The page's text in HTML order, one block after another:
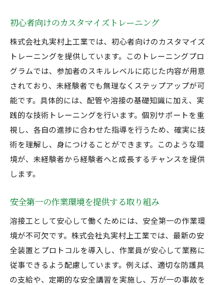
初心者向けのカスタマイズトレーニング
株式会社丸実村上工業では、初心者向けのカスタマイズ
トレーニングを提供しています。このトレーニングプロ
グラムでは、参加者のスキルレベルに応じた内容が用意
されており、未経験者でも無理なくステップアップが可
能です。具体的には、配管や溶接の基礎知識に加え、実
践的な技術トレーニングを行います。個別サポートを重
視し、各自の進捗に合わせた指導を行うため、確実に技
術を理解し、身につけることができます。このような環
境が、未経験者から経験者へと成長するチャンスを提供
します。
安全第一の作業環境を提供する取り組み
溶接工として安心して働くためには、安全第一の作業環
境が不可欠です。株式会社丸実村上工業では、最新の安
全装置とプロトコルを導入し、作業員が安心して業務に
従事できるよう配慮しています。例えば、適切な防護具
の支給や、定期的な安全講習を実施し、万が一の事故を